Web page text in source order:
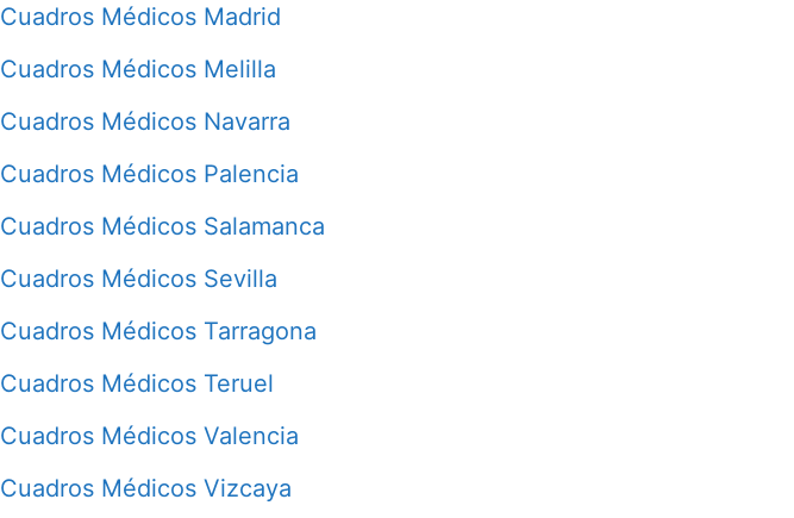
Cuadros Médicos Madrid
Cuadros Médicos Melilla
Cuadros Médicos Navarra
Cuadros Médicos Palencia
Cuadros Médicos Salamanca
Cuadros Médicos Sevilla
Cuadros Médicos Tarragona
Cuadros Médicos Teruel
Cuadros Médicos Valencia
Cuadros Médicos Vizcaya